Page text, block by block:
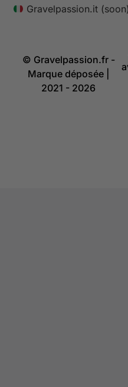
Gravelpassion.it (soon)
© Gravelpassion.fr -
Marque déposée |
2021 - 2026